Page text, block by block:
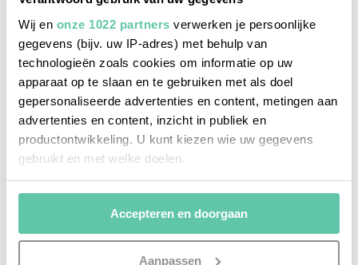
Wij en onze 1022 partners verwerken je persoonlijke
gegevens (bijv. uw IP-adres) met behulp van
technologieën zoals cookies om informatie op uw
apparaat op te slaan en te gebruiken met als doel
gepersonaliseerde advertenties en content, metingen aan
advertenties en content, inzicht in publiek en
productontwikkeling. U kunt kiezen wie uw gegevens
gebruikt en met welke doelen.
Als u het toestaat, willen we ook graag:
Informatie verzamelen over uw geografische
locatie, die tot een paar meter nauwkeurig kan zijn
Uw apparaat identificeren door het actief te
Accepteren en doorgaan
Aanpassen